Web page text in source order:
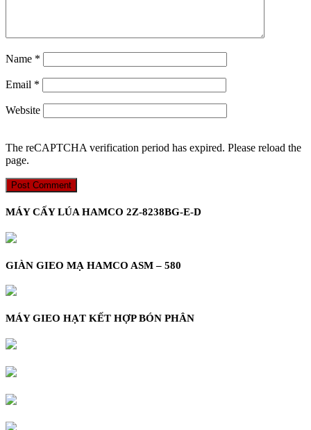
Name *
Email *
Website
The reCAPTCHA verification period has expired. Please reload the
page.
MÁY CẤY LÚA HAMCO 2Z-8238BG-E-D
GIÀN GIEO MẠ HAMCO ASM – 580
MÁY GIEO HẠT KẾT HỢP BÓN PHÂN